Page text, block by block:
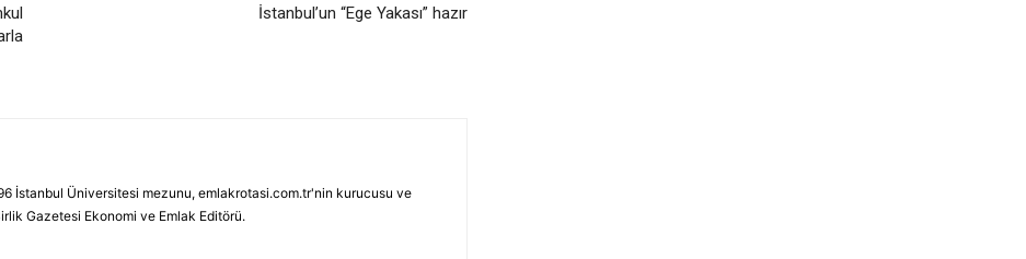
İstanbul’un “Ege Yakası” hazır
İstanbul Üniversitesi mezunu, emlakrotasi.com.tr'nin kurucusu ve
Gazetesi Ekonomi ve Emlak Editörü.